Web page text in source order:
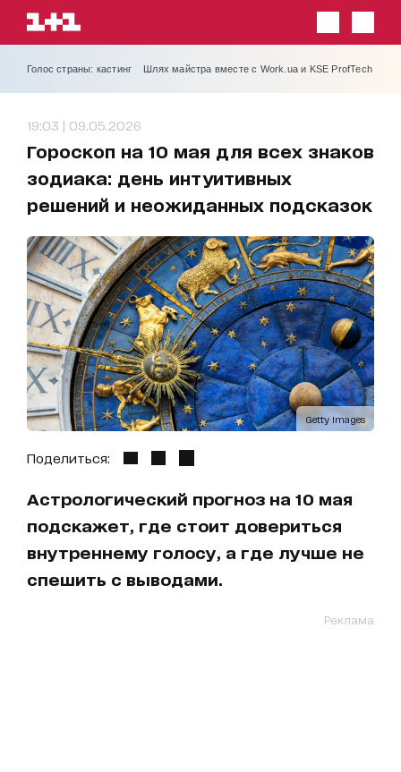
Голос страны: кастинг Шлях майстра вместе с Work.ua и KSE ProfTech
19:03 | 09.05.2026
Гороскоп на 10 мая для всех знаков
зодиака: день интуитивных
решений и неожиданных подсказок
Getty Images
Поделиться:
Астрологический прогноз на 10 мая
подскажет, где стоит довериться
внутреннему голосу, а где лучше не
спешить с выводами.
Реклама